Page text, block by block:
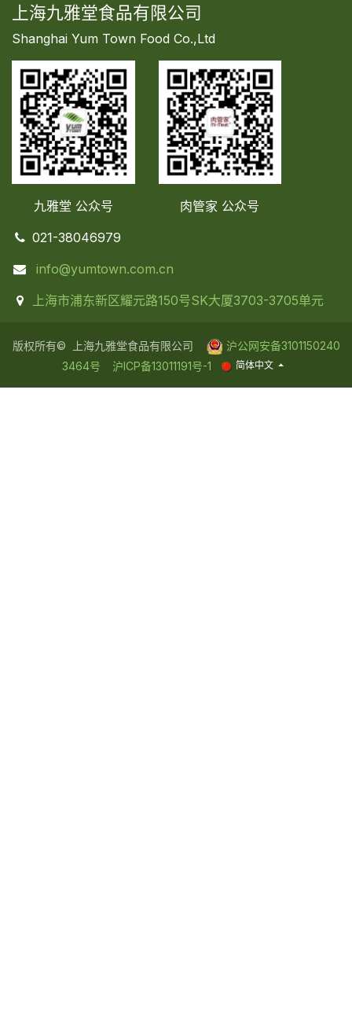
上海九雅堂食品有限公司
Shanghai Yum Town Food Co.,Ltd
九雅堂 公众号 肉管家 公众号
021-38046979
info@yumtown.com.cn
上海市浦东新区耀元路150号SK大厦3703-3705单元
版权所有© 上海九雅堂食品有限公司 沪公网安备3101150240
3464号 沪IC​P备1301​1191号-1 简体中文